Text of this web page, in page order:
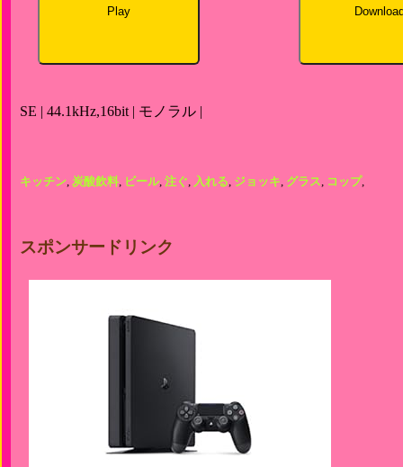
Play
SE | 44.1kHz,16bit | モノラル |
キッチン, 炭酸飲料, ビール, 注ぐ, 入れる, ジョッキ, グラス, コップ,
スポンサードリンク